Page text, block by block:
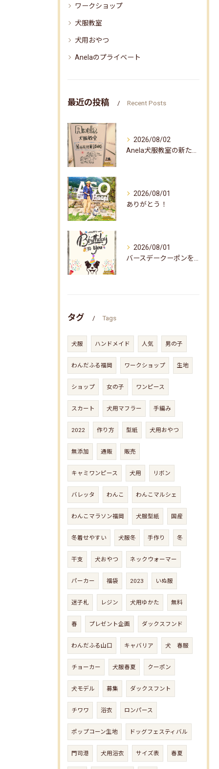
ワークショップ
犬服教室
犬用おやつ
Anelaのプライベート
最近の投稿 Recent Posts
2026/08/02
2026/08/01
ありがとう！
2026/08/01
タグ Tags
犬服 ハンドメイド 人気 男の子
わんだふる福岡 ワークショップ 生地
ショップ 女の子 ワンピース
スカート 犬用マフラー 手編み
2022 作り方 型紙 犬用おやつ
無添加 通販 販売
キャミワンピース 犬用 リボン
バレッタ わんこ わんこマルシェ
わんこマラソン福岡 犬服型紙 国産
冬着せやすい 犬服冬 手作り 冬
干支 犬おやつ ネックウォーマー
パーカー 福袋 2023 いぬ服
迷子札 レジン 犬用ゆかた 無料
春 プレゼント企画 ダックスフンド
わんだふる山口 キャバリア 犬 春服
チョーカー 犬服春夏 クーポン
犬モデル 募集 ダックスフント
チワワ 浴衣 ロンパース
ポップコーン生地 ドッグフェスティバル
門司港 犬用浴衣 サイズ表 春夏